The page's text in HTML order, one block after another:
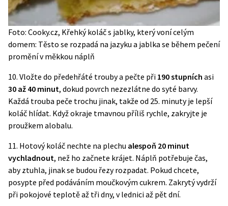
Foto: Cooky.cz, Křehký koláč s jablky, který voní celým
domem: Těsto se rozpadá na jazyku a jablka se během pečení
promění v měkkou náplň
10. Vložte do předehřáté trouby a pečte při 190 stupních asi
30 až 40 minut, dokud povrch nezezlátne do syté barvy.
Každá trouba peče trochu jinak, takže od 25. minuty je lepší
koláč hlídat. Když okraje tmavnou příliš rychle, zakryjte je
proužkem alobalu.
11. Hotový koláč nechte na plechu alespoň 20 minut
vychladnout, než ho začnete krájet. Náplň potřebuje čas,
aby ztuhla, jinak se budou řezy rozpadat. Pokud chcete,
posypte před podáváním moučkovým cukrem. Zakrytý vydrží
při pokojové teplotě až tři dny, v lednici až pět dní.